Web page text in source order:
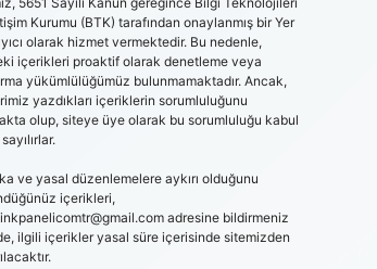
Kurumu (BTK) tarafından onaylanmış bir Yer
olarak hizmet vermektedir. Bu nedenle,
içerikleri proaktif olarak denetleme veya
yükümlülüğümüz bulunmamaktadır. Ancak,
yazdıkları içeriklerin sorumluluğunu
olup, siteye üye olarak bu sorumluluğu kabul
ve yasal düzenlemelere aykırı olduğunu
içerikleri,
adresine bildirmeniz
ilgili içerikler yasal süre içerisinde sitemizden